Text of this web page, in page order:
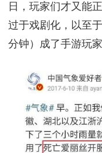
日，玩家们才又能
过于戏剧化，以至
分钟）成了手游玩